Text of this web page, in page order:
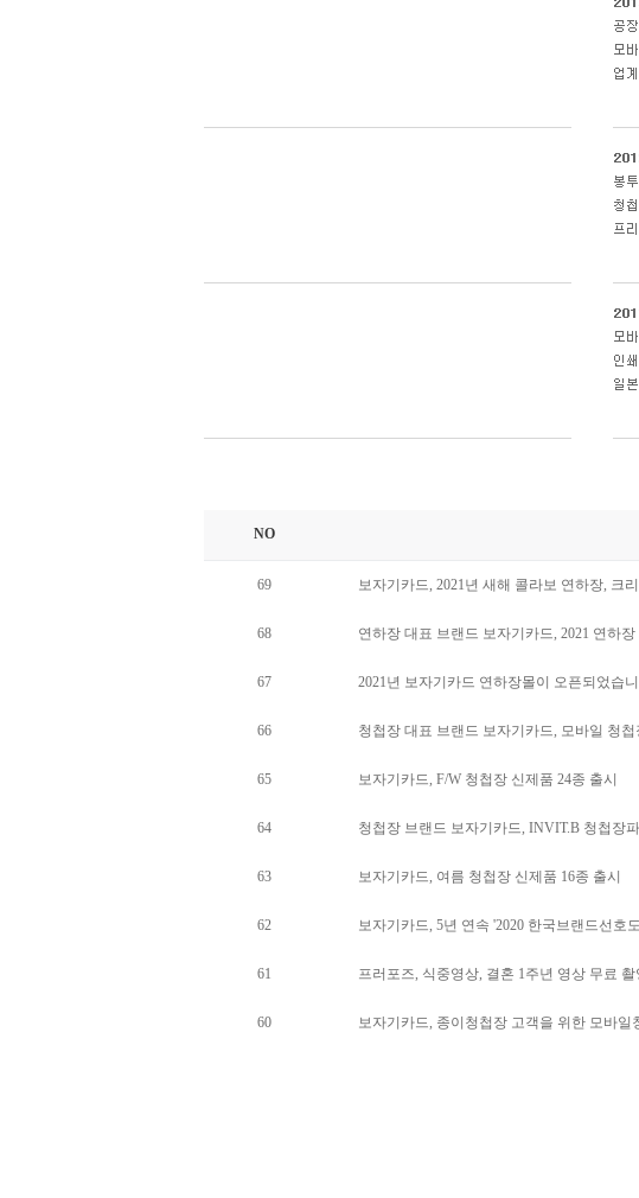
NO
69 보자기카드, 2021년 새해 콜라보 연하장, 크
68 연하장 대표 브랜드 보자기카드, 2021 연하
67 2021년 보자기카드 연하장몰이 오픈되었습
66 청첩장 대표 브랜드 보자기카드, 모바일 청첩
65 보자기카드, F/W 청첩장 신제품 24종 출시
64 청첩장 브랜드 보자기카드, INVIT.B 청첩장
63 보자기카드, 여름 청첩장 신제품 16종 출시
62 보자기카드, 5년 연속 '2020 한국브랜드선호
61 프러포즈, 식중영상, 결혼 1주년 영상 무료
60 보자기카드, 종이청첩장 고객을 위한 모바일